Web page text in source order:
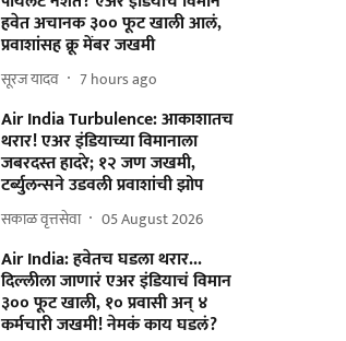
हवेत अचानक ३०० फूट खाली आलं,
प्रवाशांसह क्रू मेंबर जखमी
सूरज यादव 7 hours ago
Air India Turbulence: आकाशातच
थरार! एअर इंडियाच्या विमानाला
जबरदस्त हादरे; १२ जण जखमी,
टर्ब्युलन्सने उडवली प्रवाशांची झोप
सकाळ वृत्तसेवा 05 August 2026
Air India: हवेतच घडला थरार...
दिल्लीला जाणारं एअर इंडियाचं विमान
३०० फूट खाली, १० प्रवासी अन् ४
कर्मचारी जखमी! नेमकं काय घडलं?